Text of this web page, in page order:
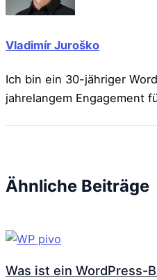
Vladimír Juroško
Ich bin ein 30-jähriger
jahrelangem Engagement
Ähnliche Beiträge
Was ist ein WordPress-